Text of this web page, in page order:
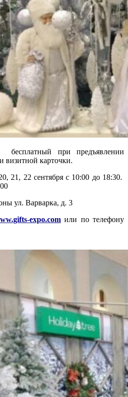
бесплатный при предъявлении
визитной карточки.
21, 22 сентября с 10:00 до 18:30.
ул. Варварка, д. 3
expo.com или по телефону